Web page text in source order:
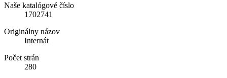
Naše katalógové číslo
1702741
Originálny názov
Internát
Počet strán
280